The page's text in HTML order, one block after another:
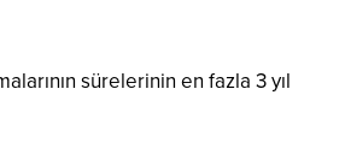
sürelerinin en fazla 3 yıl